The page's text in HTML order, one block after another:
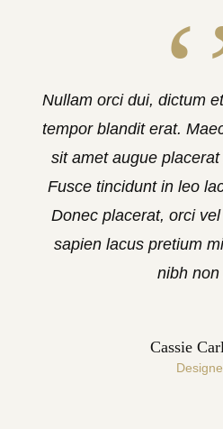
Nullam orci dui, dictum
tempor blandit erat.
sit amet augue
Fusce tincidunt in leo
Donec placerat, orci
sapien lacus pretium
nibh non
Cassie